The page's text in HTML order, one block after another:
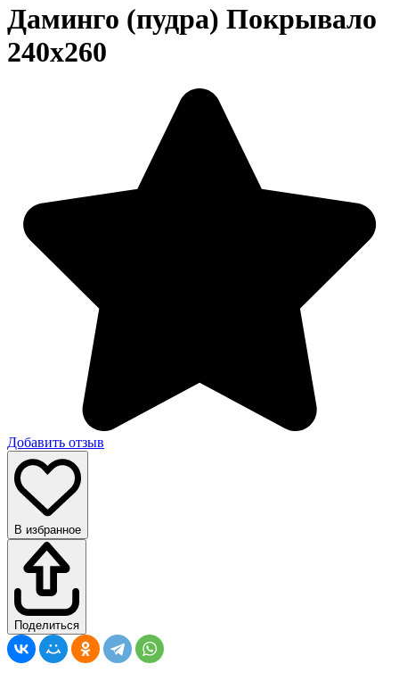
Даминго (пудра) Покрывало
240х260
Добавить отзыв
В избранное
Поделиться